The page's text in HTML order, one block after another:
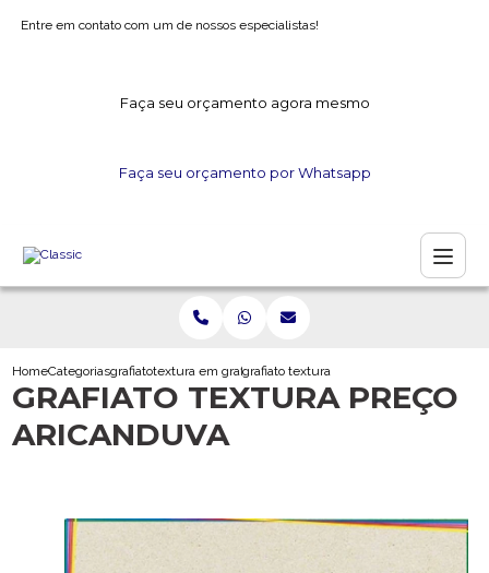
Entre em contato com um de nossos especialistas!
Faça seu orçamento agora mesmo
Faça seu orçamento por Whatsapp
HomeCategoriasgrafiatotextura em grafiatografiato textura preco aricanduva
GRAFIATO TEXTURA PREÇO
ARICANDUVA